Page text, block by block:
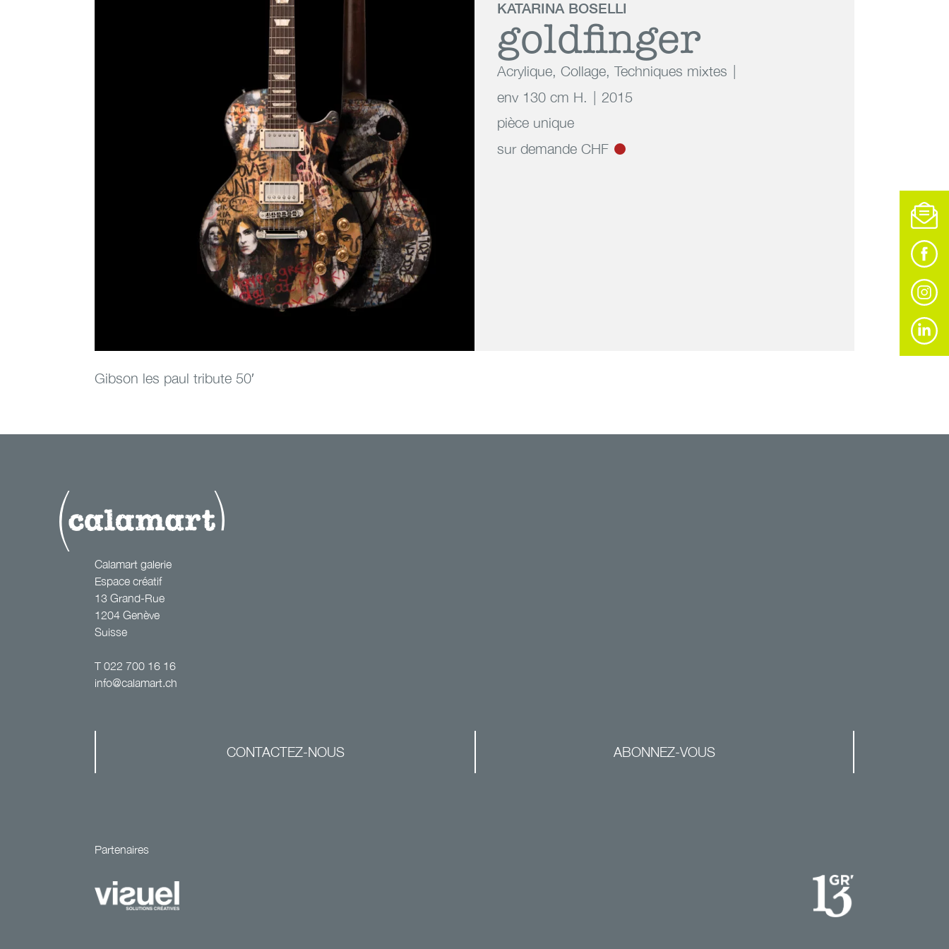
KATARINA BOSELLI
goldfinger
Acrylique, Collage, Techniques mixtes
env 130 cm H.
2015
pièce unique
sur demande CHF
Gibson les paul tribute 50′
Calamart galerie
Espace créatif
13 Grand-Rue
1204 Genève
Suisse
T022 700 16 16
info@calamart.ch
CONTACTEZ-NOUS ABONNEZ-VOUS
Partenaires